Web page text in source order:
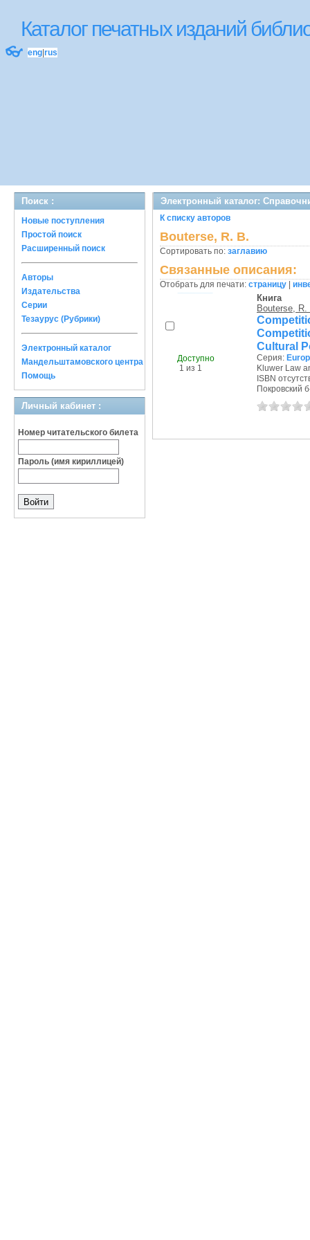
Каталог печатных изданий
👓 eng rus
Поиск :
Новые поступления
Простой поиск
Расширенный поиск
Авторы
Издательства
Серии
Тезаурус (Рубрики)
Электронный каталог
Мандельштамовского центра
Помощь
Личный кабинет :
Номер читательского билета
Пароль (имя кириллицей)
Электронный каталог:
К списку авторов
Bouterse, R. B.
Сортировать по: заглавию
Связанные описания:
Отобрать для печати: страницу
Доступно
1 из 1
Книга
Bouterse, R.
Cultural
Серия:
Kluwer Law
ISBN
Покровский